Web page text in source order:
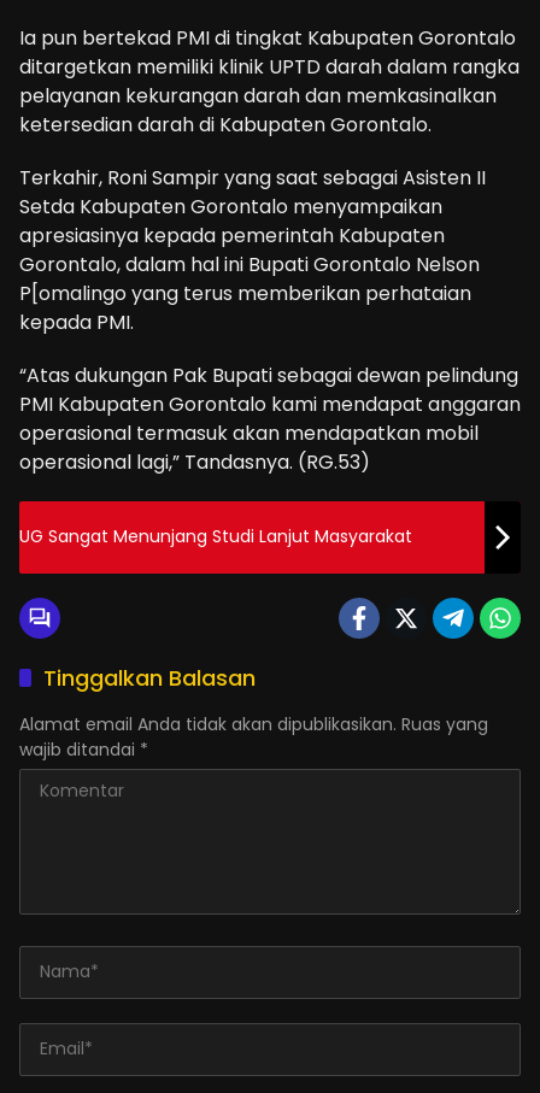
Ia pun bertekad PMI di tingkat Kabupaten Gorontalo
ditargetkan memiliki klinik UPTD darah dalam rangka
pelayanan kekurangan darah dan memkasinalkan
ketersedian darah di Kabupaten Gorontalo.
Terkahir, Roni Sampir yang saat sebagai Asisten II
Setda Kabupaten Gorontalo menyampaikan
apresiasinya kepada pemerintah Kabupaten
Gorontalo, dalam hal ini Bupati Gorontalo Nelson
P[omalingo yang terus memberikan perhataian
kepada PMI.
“Atas dukungan Pak Bupati sebagai dewan pelindung
PMI Kabupaten Gorontalo kami mendapat anggaran
operasional termasuk akan mendapatkan mobil
operasional lagi,” Tandasnya. (RG.53)
UG Sangat Menunjang Studi Lanjut Masyarakat
Tinggalkan Balasan
Alamat email Anda tidak akan dipublikasikan. Ruas yang
wajib ditandai *